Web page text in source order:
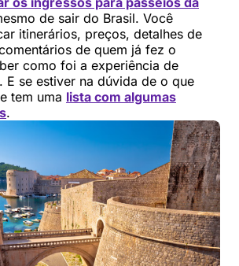
de sair do Brasil. Você
itinerários, preços, detalhes de
de quem já fez o
como foi a experiência de
E se estiver na dúvida de o que
tem uma lista com algumas
.